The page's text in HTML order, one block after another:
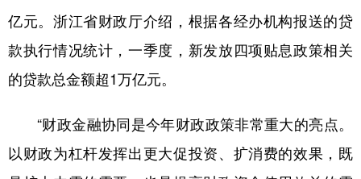
亿元。浙江省财政厅介绍，根据各经办机构报送的贷
款执行情况统计，一季度，新发放四项贴息政策相关
的贷款总金额超1万亿元。
“财政金融协同是今年财政政策非常重大的亮点。
以财政为杠杆发挥出更大促投资、扩消费的效果，既